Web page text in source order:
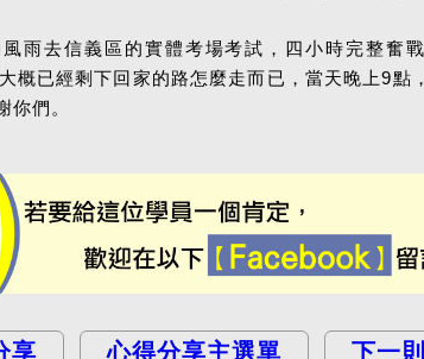
雨去信義區的實體考場考試，四小時完整奮
已經剩下回家的路怎麼走而已，當天晚上9
們。
享 心得分享主選單 下一